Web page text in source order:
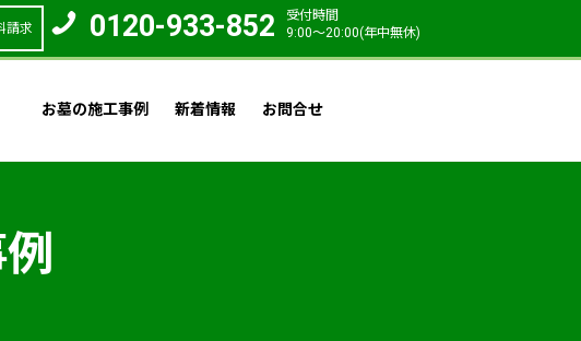
請求 0120-933-852
受付時間
9:00〜20:00(年中無休)
お墓の施工事例 新着情報 お問合せ